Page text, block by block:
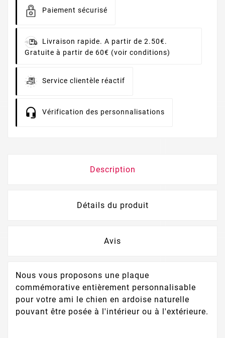
Paiement sécurisé
Livraison rapide. A partir de 2.50€.
Gratuite à partir de 60€ (voir conditions)
Service clientèle réactif
Vérification des personnalisations
Description
Détails du produit
Avis
Nous vous proposons une plaque
commémorative entièrement personnalisable
pour votre ami le chien en ardoise naturelle
pouvant être posée à l'intérieur ou à l'extérieure.